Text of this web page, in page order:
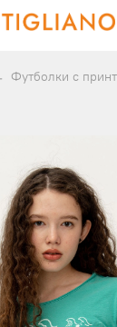
Футболки с